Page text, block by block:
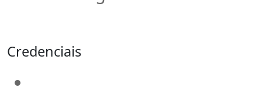
Credenciais